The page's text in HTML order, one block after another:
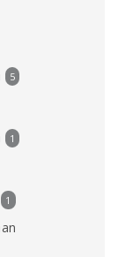
5
1
1